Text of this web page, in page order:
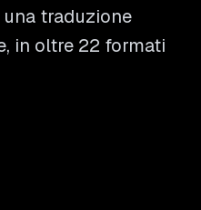
traduzione
in oltre 22 formati